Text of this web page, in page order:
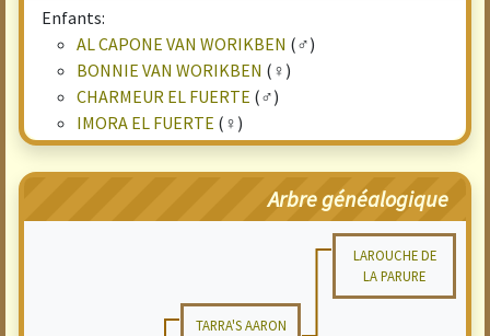
Enfants:
AL CAPONE VAN WORIKBEN (♂)
BONNIE VAN WORIKBEN (♀)
CHARMEUR EL FUERTE (♂)
IMORA EL FUERTE (♀)
Arbre généalogique
LAROUCHE DE
LA PARURE
TARRA'S AARON